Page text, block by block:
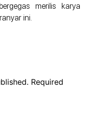
merilis karya
ini.
Required